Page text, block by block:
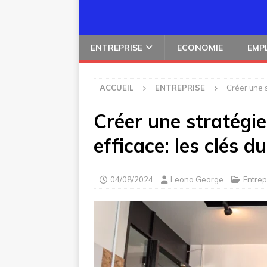
ENTREPRISE ECONOMIE
ACCUEIL ENTREPRISE Créer une
Créer une
efficace: les clés
04/08/2024 Leona George